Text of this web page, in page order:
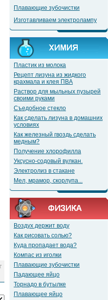
Плавающие зубочистки
Изготавливаем электролампу
Пластик из молока
Рецепт лизуна из жидкого
крахмала и клея ПВА
Раствор для мыльных пузырей
своими руками
Съедобное стекло
Как сделать лизуна в домашних
условиях
Как железный гвоздь сделать
медным?
Получение хлорофилла
Уксусно-содовый вулкан.
Электролиз в стакане
Мел, мрамор, скорлупа...
Воздух держит воду
Как рисовать солью?
Куда пропадает вода?
Компас из иголки
Плавающие зубочистки
Падающее яйцо
Торнадо в бутылке
Плавающее яйцо